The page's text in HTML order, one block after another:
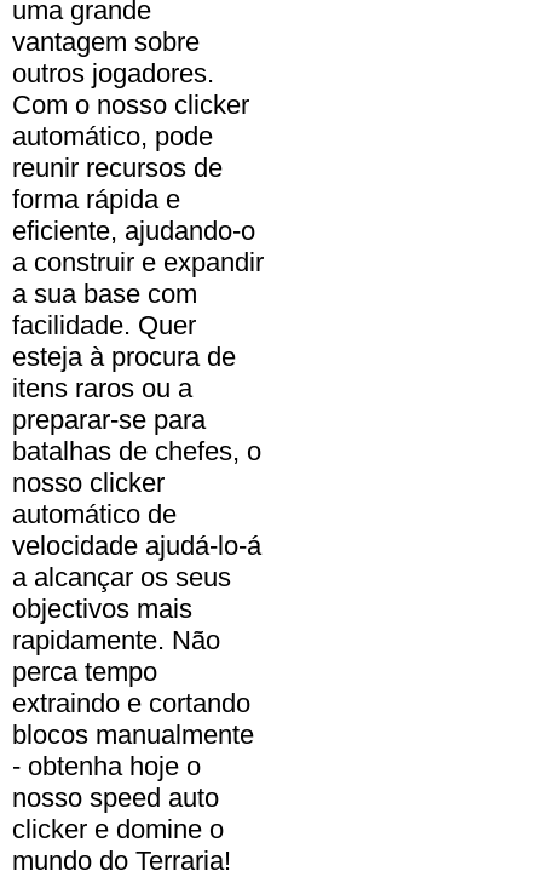
uma grande
vantagem sobre
outros jogadores.
Com o nosso clicker
automático, pode
reunir recursos de
forma rápida e
eficiente, ajudando-o
a construir e expandir
a sua base com
facilidade. Quer
esteja à procura de
itens raros ou a
preparar-se para
batalhas de chefes, o
nosso clicker
automático de
velocidade ajudá-lo-á
a alcançar os seus
objectivos mais
rapidamente. Não
perca tempo
extraindo e cortando
blocos manualmente
- obtenha hoje o
nosso speed auto
clicker e domine o
mundo do Terraria!